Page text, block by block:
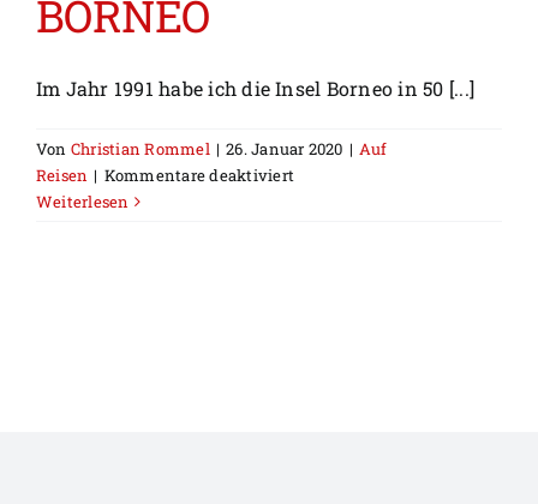
BORNEO
Im Jahr 1991 habe ich die Insel Borneo in 50 [...]
Von Christian Rommel | 26. Januar 2020 | Auf
Reisen | Kommentare deaktiviertfür
Weiterlesen